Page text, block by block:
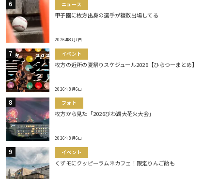
ニュース
甲子園に枚方出身の選手が複数出場してる
2026年8月7日
イベント
枚方の近所の夏祭りスケジュール2026【ひらつーまとめ】
2026年8月6日
フォト
枚方から見た「2026びわ湖大花火大会」
2026年8月6日
イベント
くずモにクッピーラムネカフェ！限定りんご飴も